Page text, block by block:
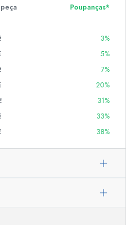
Poupanças*
3%
5%
7%
20%
31%
33%
38%